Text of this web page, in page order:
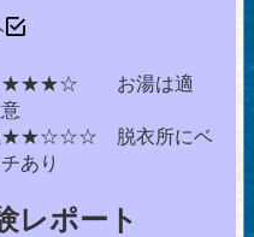
お湯は適
脱衣所にベ
あり
レポート